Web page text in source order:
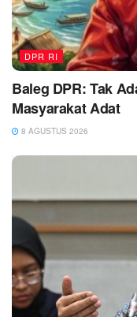
DPR RI
Baleg DPR: Tak
Masyarakat Adat
8 AGUSTUS 2026